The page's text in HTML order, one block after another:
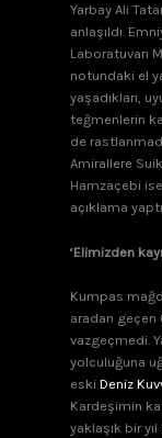
Yarbay Ali
anlaşıldı.
Laboratuvarı
notundaki el
yaşadıkları,
teğmenlerin
de
Amirallere
Hamzaçebi
açıklama
‘Elimizden
Kumpas
aradan geçen
vazgeçmedi.
yolculuğuna
eski Deniz
Kardeşimin
yaklaşık bir